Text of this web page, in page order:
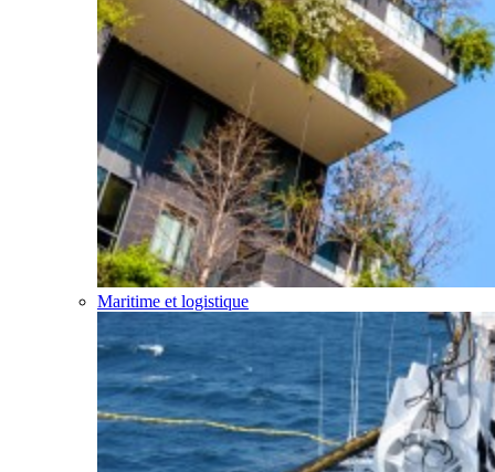
Maritime et logistique